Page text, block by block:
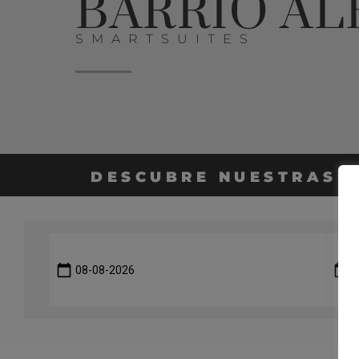
BARRIO
SMARTSUITES
DESCUBRE NUESTRAS
calendar_today calendar_today